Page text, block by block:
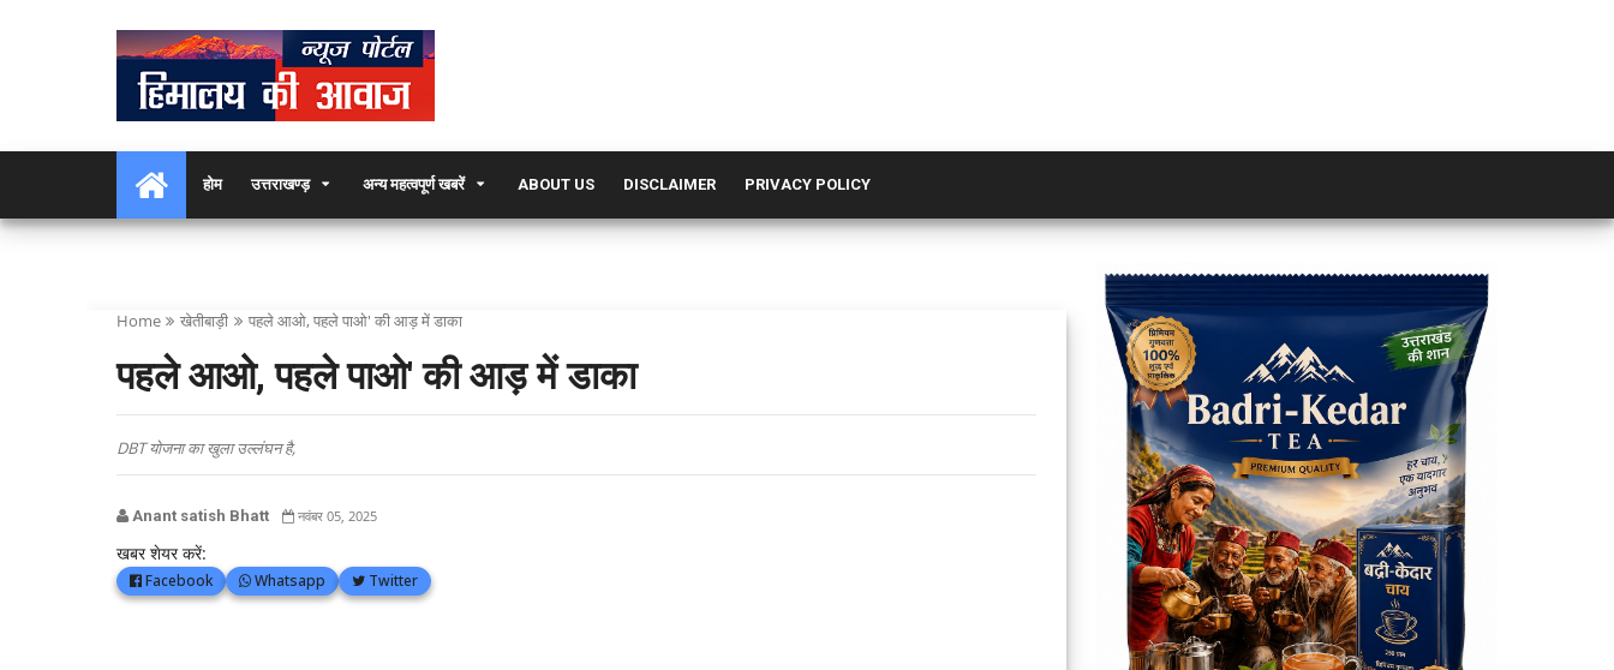
होम उत्तराखण्ड़ अन्य महत्वपूर्ण खबरें ABOUT US DISCLAIMER PRIVACY POLICY
Home खेतीबाड़ी पहले आओ, पहले पाओ' की आड़ में डाका
पहले आओ, पहले पाओ' की आड़ में डाका
DBT योजना का खुला उल्लंघन है,
Anant satish Bhatt नवंबर 05, 2025
खबर शेयर करें:
Facebook Whatsapp Twitter